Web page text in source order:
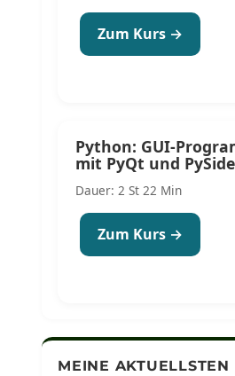
Zum Kurs →
Python: GUI-
mit PyQt und PySide
Dauer: 2 St 22 Min
Zum Kurs →
MEINE AKTUELLSTEN